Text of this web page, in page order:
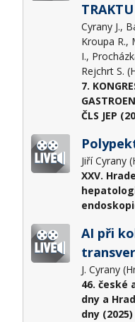
TRAKTU
Cyrany J.,
Kroupa R.,
I.,
7.
ČLS JEP
Jiří Cyrany
XXV.
AI při
J. Cyrany
46. české
dny a
dny (2025)